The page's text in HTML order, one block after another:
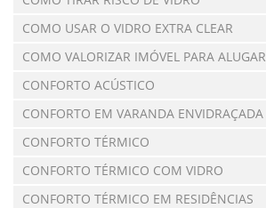
COMO USAR O VIDRO EXTRA CLEAR
COMO VALORIZAR IMÓVEL PARA ALUGAR
CONFORTO ACÚSTICO
CONFORTO EM VARANDA ENVIDRAÇADA
CONFORTO TÉRMICO
CONFORTO TÉRMICO COM VIDRO
CONFORTO TÉRMICO EM RESIDÊNCIAS